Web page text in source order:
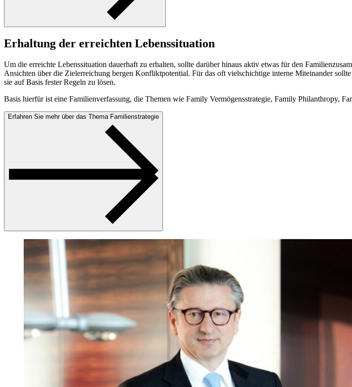
Erhaltung der erreichten Lebenssituation
Um die erreichte Lebenssituation dauerhaft zu erhalten, sollte darüber hinaus aktiv etwas für den
Ansichten über die Zielerreichung bergen Konfliktpotential. Für das oft vielschichtige interne Miteinander
sie auf Basis fester Regeln zu lösen.
Basis hierfür ist eine Familienverfassung, die Themen wie Family Vermögensstrategie, Family Philanthropy,
Erfahren Sie mehr über das Thema Familienstrategie